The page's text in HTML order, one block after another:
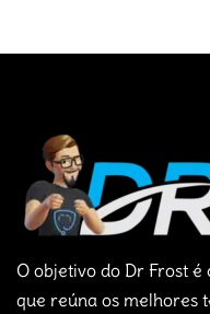
O objetivo do Dr Frost
que reúna os melhores